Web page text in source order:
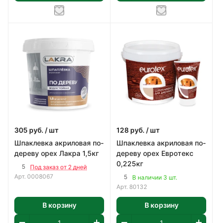
305 руб. / шт
Шпаклевка акриловая по-
дереву орех Лакра 1,5кг
5
Под заказ от 2 дней
Арт. 0008067
В корзину
128 руб. / шт
Шпаклевка акриловая по-
дереву орех Евротекс
0,225кг
5
В наличии 3 шт.
Арт. 80132
В корзину